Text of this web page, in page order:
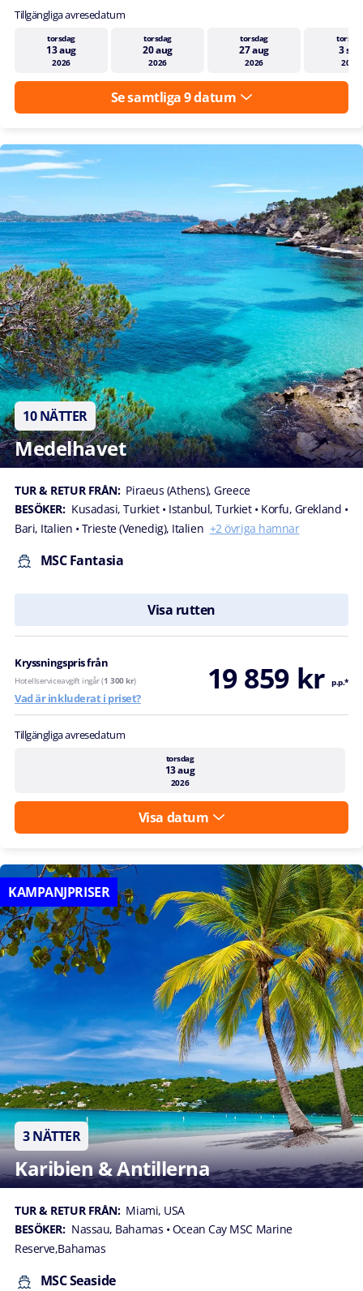
Tillgängliga avresedatum
torsdag
13 aug
2026
torsdag
20 aug
2026
torsdag
27 aug
2026
3 sep
2026
Se samtliga 9 datum
10 NÄTTER
Medelhavet
TUR & RETUR FRÅN: Piraeus (Athens), Greece
BESÖKER: Kusadasi, Turkiet • Istanbul, Turkiet • Korfu, Grekland •
Bari, Italien • Trieste (Venedig), Italien +2 övriga hamnar
MSC Fantasia
Visa rutten
Kryssningspris från 19 859 kr p.p.*
Hotellserviceavgift ingår (1 300 kr)
Vad är inkluderat i priset?
Tillgängliga avresedatum
torsdag
13 aug
2026
Visa datum
KAMPANJPRISER
3 NÄTTER
Karibien & Antillerna
TUR & RETUR FRÅN: Miami, USA
BESÖKER: Nassau, Bahamas • Ocean Cay MSC Marine
Reserve,Bahamas
MSC Seaside